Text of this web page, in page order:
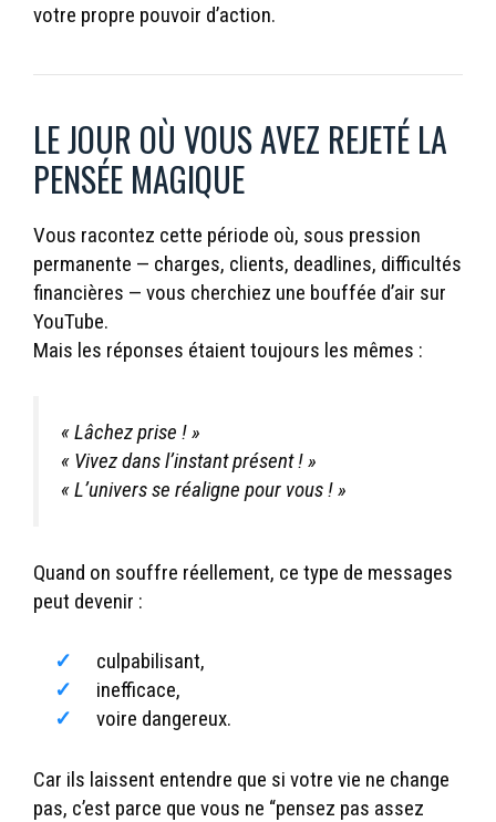
votre propre pouvoir d’action.
LE JOUR OÙ VOUS AVEZ REJETÉ LA
PENSÉE MAGIQUE
Vous racontez cette période où, sous pression
permanente — charges, clients, deadlines, difficultés
financières — vous cherchiez une bouffée d’air sur
YouTube.
Mais les réponses étaient toujours les mêmes :
« Lâchez prise ! »
« Vivez dans l’instant présent ! »
« L’univers se réaligne pour vous ! »
Quand on souffre réellement, ce type de messages
peut devenir :
culpabilisant,
inefficace,
voire dangereux.
Car ils laissent entendre que si votre vie ne change
pas, c’est parce que vous ne “pensez pas assez